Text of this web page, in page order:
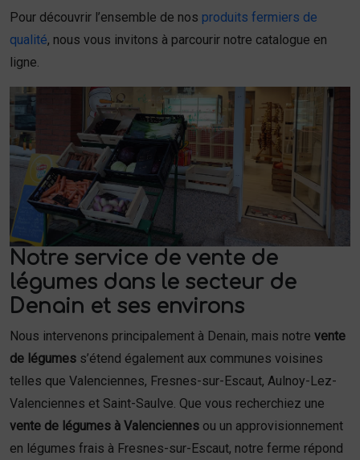
Pour découvrir l’ensemble de nos produits fermiers de
qualité, nous vous invitons à parcourir notre catalogue en
ligne.
Notre service de vente de
légumes dans le secteur de
Denain et ses environs
Nous intervenons principalement à Denain, mais notre vente
de légumes s’étend également aux communes voisines
telles que Valenciennes, Fresnes-sur-Escaut, Aulnoy-Lez-
Valenciennes et Saint-Saulve. Que vous recherchiez une
vente de légumes à Valenciennes ou un approvisionnement
en légumes frais à Fresnes-sur-Escaut, notre ferme répond